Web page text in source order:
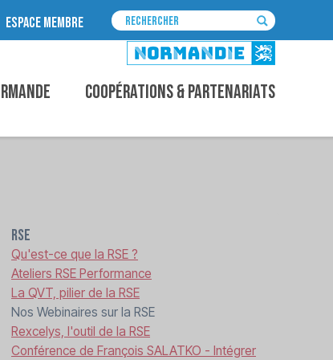
ESPACE MEMBRE
Coopérations & Partenariats
RSE
Qu'est-ce que la RSE ?
Ateliers RSE Performance
La QVT, pilier de la RSE
Nos Webinaires sur la RSE
Rexcelys, l'outil de la RSE
Conférence de François SALATKO - Intégrer